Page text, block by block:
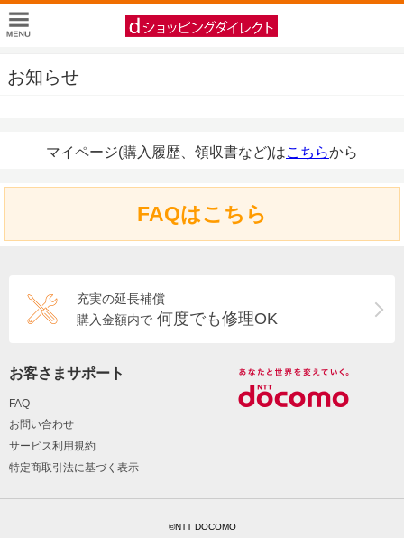
お知らせ
マイページ(購入履歴、領収書など)はこちらから
FAQはこちら
充実の延長補償
購入金額内で 何度でも修理OK
お客さまサポート
FAQ
お問い合わせ
サービス利用規約
特定商取引法に基づく表示
©NTT DOCOMO